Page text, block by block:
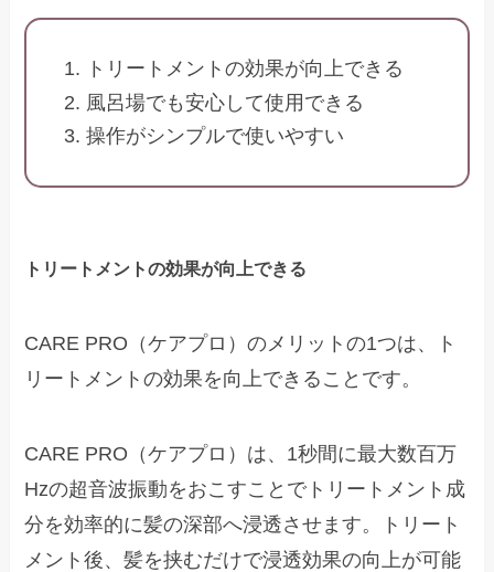
トリートメントの効果が向上できる
風呂場でも安心して使用できる
操作がシンプルで使いやすい
トリートメントの効果が向上できる
CARE PRO（ケアプロ）のメリットの1つは、ト
リートメントの効果を向上できることです。
CARE PRO（ケアプロ）は、1秒間に最大数百万
Hzの超音波振動をおこすことでトリートメント成
分を効率的に髪の深部へ浸透させます。トリート
メント後、髪を挟むだけで浸透効果の向上が可能